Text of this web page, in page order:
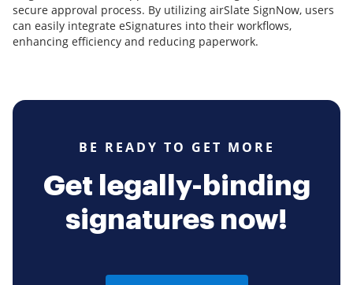
secure approval process. By utilizing airSlate SignNow, users
can easily integrate eSignatures into their workflows,
enhancing efficiency and reducing paperwork.
BE READY TO GET MORE
Get legally-binding
signatures now!